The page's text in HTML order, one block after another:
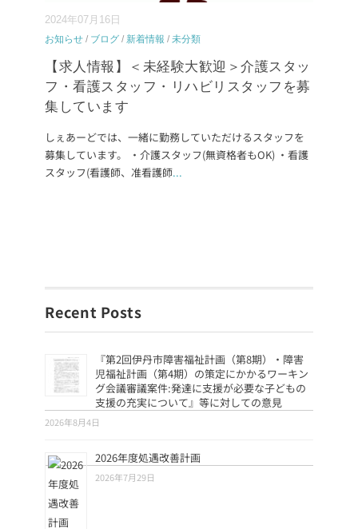
2024年07月16日
お知らせ / ブログ / 新着情報 / 未分類
【求人情報】＜未経験大歓迎＞介護スタッ
フ・看護スタッフ・リハビリスタッフを募
集しています
しぇあーどでは、一緒に勤務していただけるスタッフを
募集しています。 ・介護スタッフ(無資格者もOK) ・看護
スタッフ(看護師、准看護師...
Recent Posts
『第2回伊丹市障害福祉計画（第8期）・障害
児福祉計画（第4期）の策定にかかるワーキン
グ会議審議案件:発達に支援が必要な子どもの
支援の充実について』等に対しての意見
2026年8月4日
2026年度処遇改善計画
2026年7月29日